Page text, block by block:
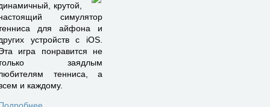
крутой,
симулятор
для айфона и
устройств с iOS.
игра понравится не
заядлым
тенниса, а
и каждому.